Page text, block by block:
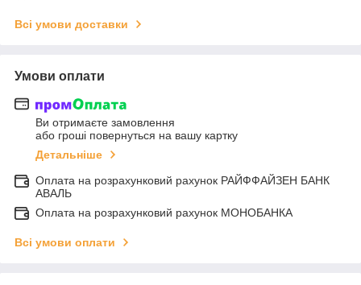
Всі умови доставки
Умови оплати
Ви отримаєте замовлення
або гроші повернуться на вашу картку
Детальніше
Оплата на розрахунковий рахунок РАЙФФАЙЗЕН БАНК
АВАЛЬ
Оплата на розрахунковий рахунок МОНОБАНКА
Всі умови оплати